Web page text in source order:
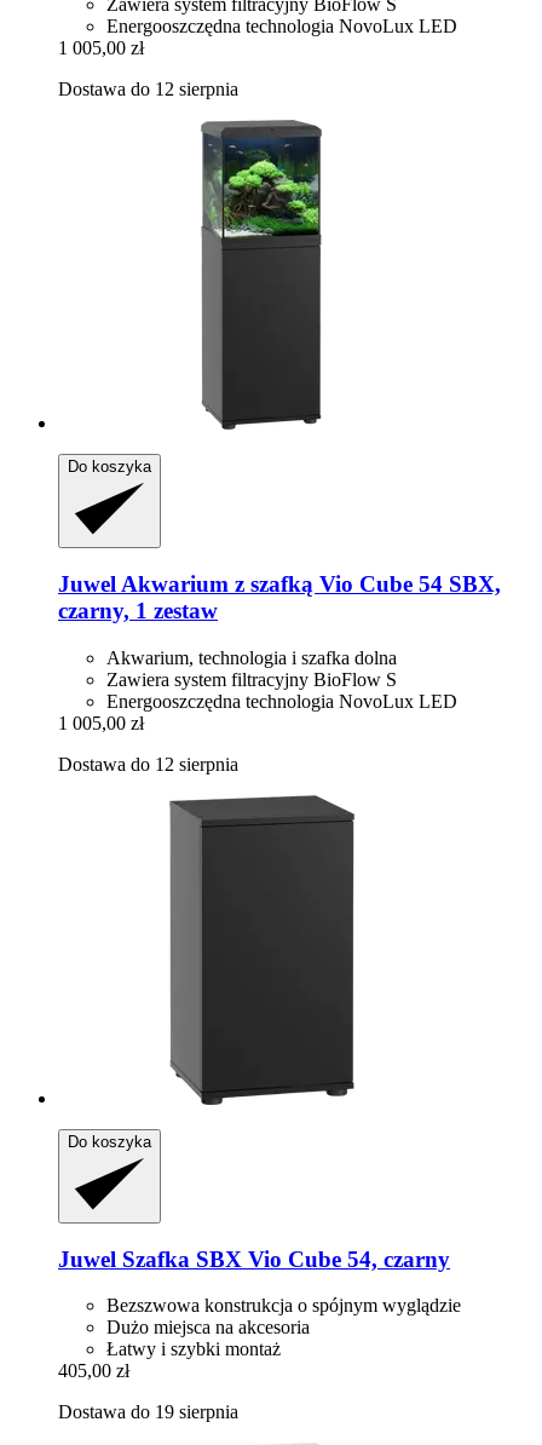
Zawiera system filtracyjny BioFlow S
Energooszczędna technologia NovoLux LED
1 005,00 zł
Dostawa do 12 sierpnia
Do koszyka
Juwel Akwarium z szafką Vio Cube 54 SBX,
czarny, 1 zestaw
Akwarium, technologia i szafka dolna
Zawiera system filtracyjny BioFlow S
Energooszczędna technologia NovoLux LED
1 005,00 zł
Dostawa do 12 sierpnia
Do koszyka
Juwel Szafka SBX Vio Cube 54, czarny
Bezszwowa konstrukcja o spójnym wyglądzie
Dużo miejsca na akcesoria
Łatwy i szybki montaż
405,00 zł
Dostawa do 19 sierpnia